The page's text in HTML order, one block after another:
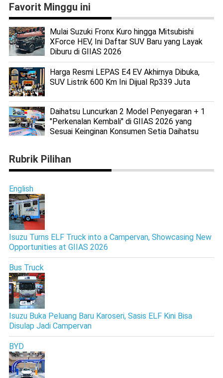
Favorit Minggu ini
Mulai Suzuki Fronx Kuro hingga Mitsubishi
XForce HEV, Ini Daftar SUV Baru yang Layak
Diburu di GIIAS 2026
Harga Resmi LEPAS E4 EV Akhirnya Dibuka,
SUV Listrik 600 Km Ini Dijual Rp339 Juta
Daihatsu Luncurkan 2 Model Penyegaran + 1
"Perkenalan Kembali" di GIIAS 2026 yang
Sesuai Keinginan Konsumen Setia Daihatsu
Rubrik Pilihan
English
Isuzu Turns ELF Truck into a Campervan, Showcasing New
Opportunities at GIIAS 2026
Bus Truck
Isuzu Buka Peluang Baru Karoseri, Sasis ELF Kini Bisa
Disulap Jadi Campervan
BYD